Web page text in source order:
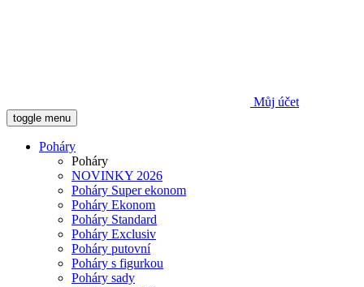
Můj účet
toggle menu
Poháry
Poháry
NOVINKY 2026
Poháry Super ekonom
Poháry Ekonom
Poháry Standard
Poháry Exclusiv
Poháry putovní
Poháry s figurkou
Poháry sady